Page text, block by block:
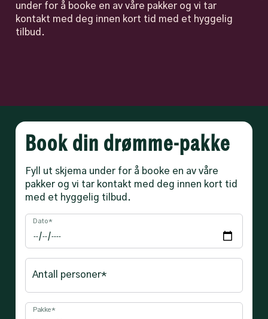
under for å booke en av våre pakker og vi tar
kontakt med deg innen kort tid med et hyggelig
tilbud.
Book din drømme-pakke
Fyll ut skjema under for å booke en av våre
pakker og vi tar kontakt med deg innen kort tid
med et hyggelig tilbud.
Dato*
Antall personer*
Pakke*